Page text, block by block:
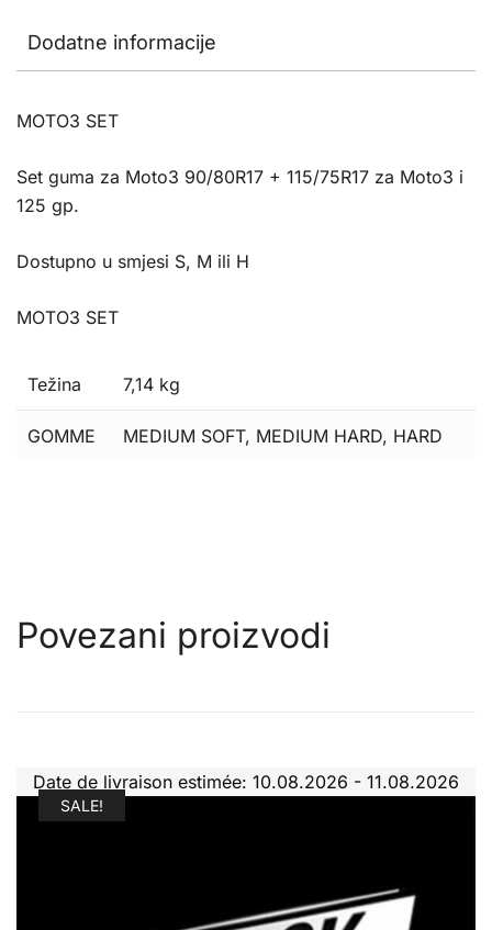
Dodatne informacije
MOTO3 SET
Set guma za Moto3 90/80R17 + 115/75R17 za Moto3 i
125 gp.
Dostupno u smjesi S, M ili H
MOTO3 SET
Težina 7,14 kg
GOMME MEDIUM SOFT, MEDIUM HARD, HARD
Povezani proizvodi
Date de livraison estimée: 10.08.2026 - 11.08.2026
SALE!